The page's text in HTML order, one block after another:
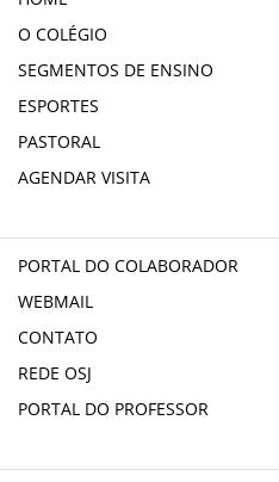
O COLÉGIO
SEGMENTOS DE ENSINO
ESPORTES
PASTORAL
AGENDAR VISITA
PORTAL DO COLABORADOR
WEBMAIL
CONTATO
REDE OSJ
PORTAL DO PROFESSOR